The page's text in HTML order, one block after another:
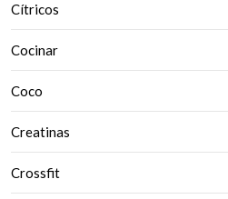
Cítricos
Cocinar
Coco
Creatinas
Crossfit